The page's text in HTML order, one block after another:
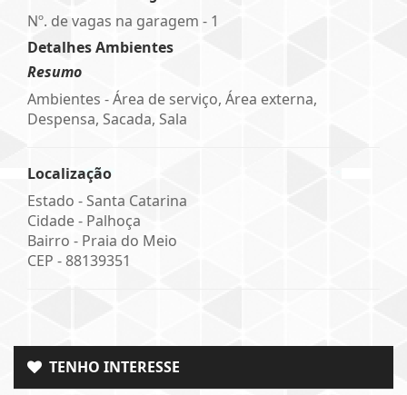
Nº. de vagas na garagem - 1
Detalhes Ambientes
Resumo
Ambientes - Área de serviço, Área externa,
Despensa, Sacada, Sala
Localização
Estado -Santa Catarina
Cidade - Palhoça
Bairro - Praia do Meio
CEP -88139351
TENHO INTERESSE